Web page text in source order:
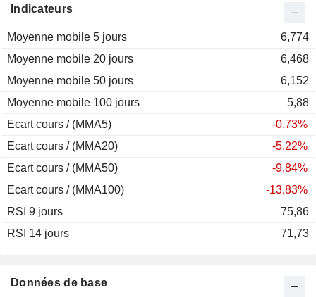
Données de base
Indicateurs
Moyenne mobile 5 jours
6,774
Moyenne mobile 20 jours
6,468
Moyenne mobile 50 jours
6,152
Moyenne mobile 100 jours
5,88
Ecart cours / (MMA5)
-0,73%
Ecart cours / (MMA20)
-5,22%
Ecart cours / (MMA50)
-9,84%
Ecart cours / (MMA100)
-13,83%
RSI 9 jours
75,86
RSI 14 jours
71,73
2012
2011
-36,26%
2010
-35,56%
2009
+24,14%
2008
-53,10%
2007
2006
2005
2004
+14,19%
2003
2002
2000